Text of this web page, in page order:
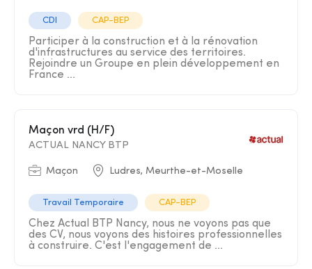
CDI CAP-BEP
Participer à la construction et à la rénovation
d'infrastructures au service des territoires.
Rejoindre un Groupe en plein développement en
France ...
Maçon vrd (H/F)
ACTUAL NANCY BTP
Maçon Ludres, Meurthe-et-Moselle
Travail Temporaire CAP-BEP
Chez Actual BTP Nancy, nous ne voyons pas que
des CV, nous voyons des histoires professionnelles
à construire. C'est l'engagement de ...